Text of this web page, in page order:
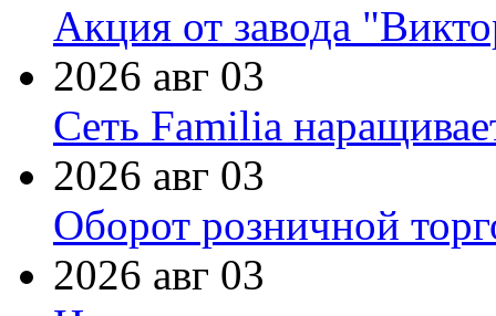
Акция от завода
2026 авг 03
Сеть Familia
2026 авг 03
Оборот розничной
2026 авг 03